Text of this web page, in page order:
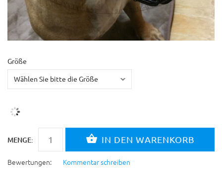
Größe
MENGE:
Bewertungen: Kommentar schreiben